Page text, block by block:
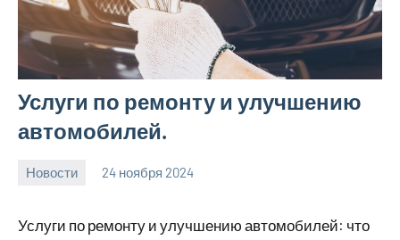
Услуги по ремонту и улучшению
автомобилей.
Новости 24 ноября 2024
Услуги по ремонту и улучшению автомобилей: что